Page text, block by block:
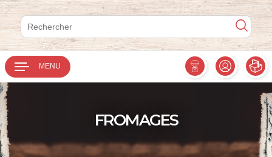
Rechercher
Rechercher
MENU
FROMAGES